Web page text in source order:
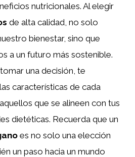
nutricionales. Al elegir
de alta calidad, no solo
bienestar, sino que
a un futuro más sostenible.
una decisión, te
características de cada
que se alineen con tus
dietéticas. Recuerda que un
es no solo una elección
un paso hacia un mundo